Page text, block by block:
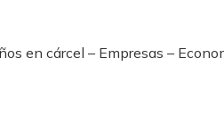
en cárcel – Empresas –